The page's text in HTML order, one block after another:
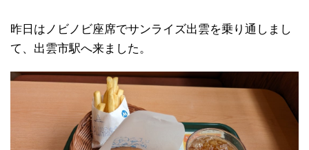
昨日はノビノビ座席でサンライズ出雲を乗り通しまし
て、出雲市駅へ来ました。